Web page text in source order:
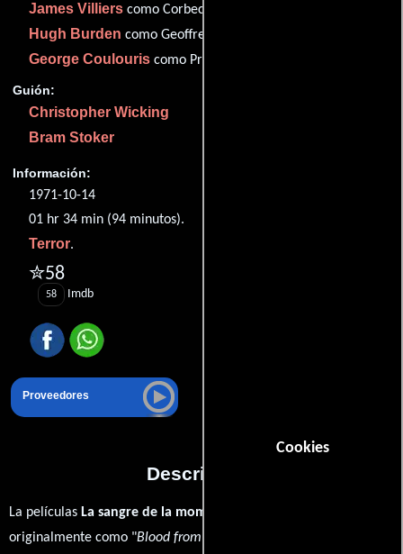
Cookies
James Villiers como Corbeck
Hugh Burden como Geoffrey Dandridge
George Coulouris como Professor Berrigan
Guión:
Christopher Wicking
Bram Stoker
Información:
1971-10-14
01 hr 34 min (94 minutos).
Terror.
✮58
58 Imdb
Proveedores
Descripción
La películas La sangre de la momia
originalmente como "Blood from the Mummy's Tomb